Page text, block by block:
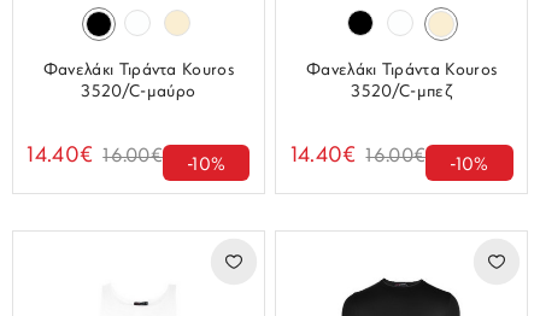
Φανελάκι Τιράντα Kouros
3520/C-μαύρο
14.40€ 16.00€ -10%
Φανελάκι Τιράντα Kouros
3520/C-μπεζ
14.40€ 16.00€ -10%